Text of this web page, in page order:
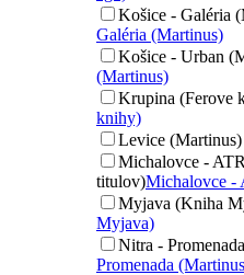
Košice - Galéria
Galéria (Martinus)
Košice - Urban
(Martinus)
Krupina (Ferove
knihy)
Levice
Michalovce -
titulov)Michalovce -
Myjava (Kniha
Myjava)
Nitra -
Promenada